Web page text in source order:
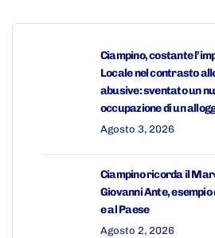
Ciampino, costante
Locale nel contrasto
abusive: sventato un
occupazione di un
Agosto 3, 2026
Ciampino ricorda il
Giovanni Ante, esempio
e al Paese
Agosto 2, 2026